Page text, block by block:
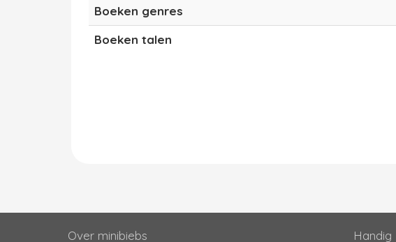
Boeken genres
Boeken talen
Over minibiebs Handig